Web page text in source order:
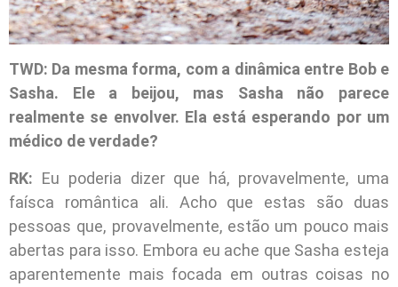
TWD: Da mesma forma, com a dinâmica entre Bob e
Sasha. Ele a beijou, mas Sasha não parece
realmente se envolver. Ela está esperando por um
médico de verdade?
RK: Eu poderia dizer que há, provavelmente, uma
faísca romântica ali. Acho que estas são duas
pessoas que, provavelmente, estão um pouco mais
abertas para isso. Embora eu ache que Sasha esteja
aparentemente mais focada em outras coisas no